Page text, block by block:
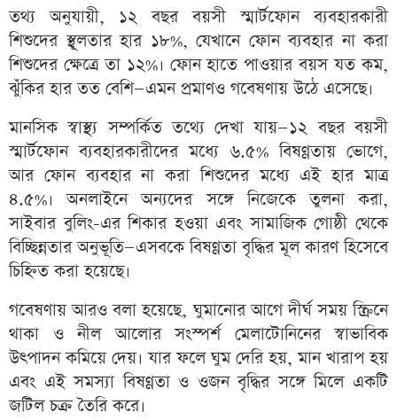
তথ্য অনুযায়ী, ১২ বছর বয়সী স্মার্টফোন ব্যবহারকারী
শিশুদের স্থূলতার হার ১৮%, যেখানে ফোন ব্যবহার না করা
শিশুদের ক্ষেত্রে তা ১২%। ফোন হাতে পাওয়ার বয়স যত কম,
ঝুঁকির হার তত বেশি—এমন প্রমাণও গবেষণায় উঠে এসেছে।
মানসিক স্বাস্থ্য সম্পর্কিত তথ্যে দেখা যায়—১২ বছর বয়সী
স্মার্টফোন ব্যবহারকারীদের মধ্যে ৬.৫% বিষণ্ণতায় ভোগে,
আর ফোন ব্যবহার না করা শিশুদের মধ্যে এই হার মাত্র
৪.৫%। অনলাইনে অন্যদের সঙ্গে নিজেকে তুলনা করা,
সাইবার বুলিং-এর শিকার হওয়া এবং সামাজিক গোষ্ঠী থেকে
বিচ্ছিন্নতার অনুভূতি—এসবকে বিষণ্ণতা বৃদ্ধির মূল কারণ হিসেবে
চিহ্নিত করা হয়েছে।
গবেষণায় আরও বলা হয়েছে, ঘুমানোর আগে দীর্ঘ সময় স্ক্রিনে
থাকা ও নীল আলোর সংস্পর্শ মেলাটোনিনের স্বাভাবিক
উৎপাদন কমিয়ে দেয়। যার ফলে ঘুম দেরি হয়, মান খারাপ হয়
এবং এই সমস্যা বিষণ্ণতা ও ওজন বৃদ্ধির সঙ্গে মিলে একটি
জটিল চক্র তৈরি করে।